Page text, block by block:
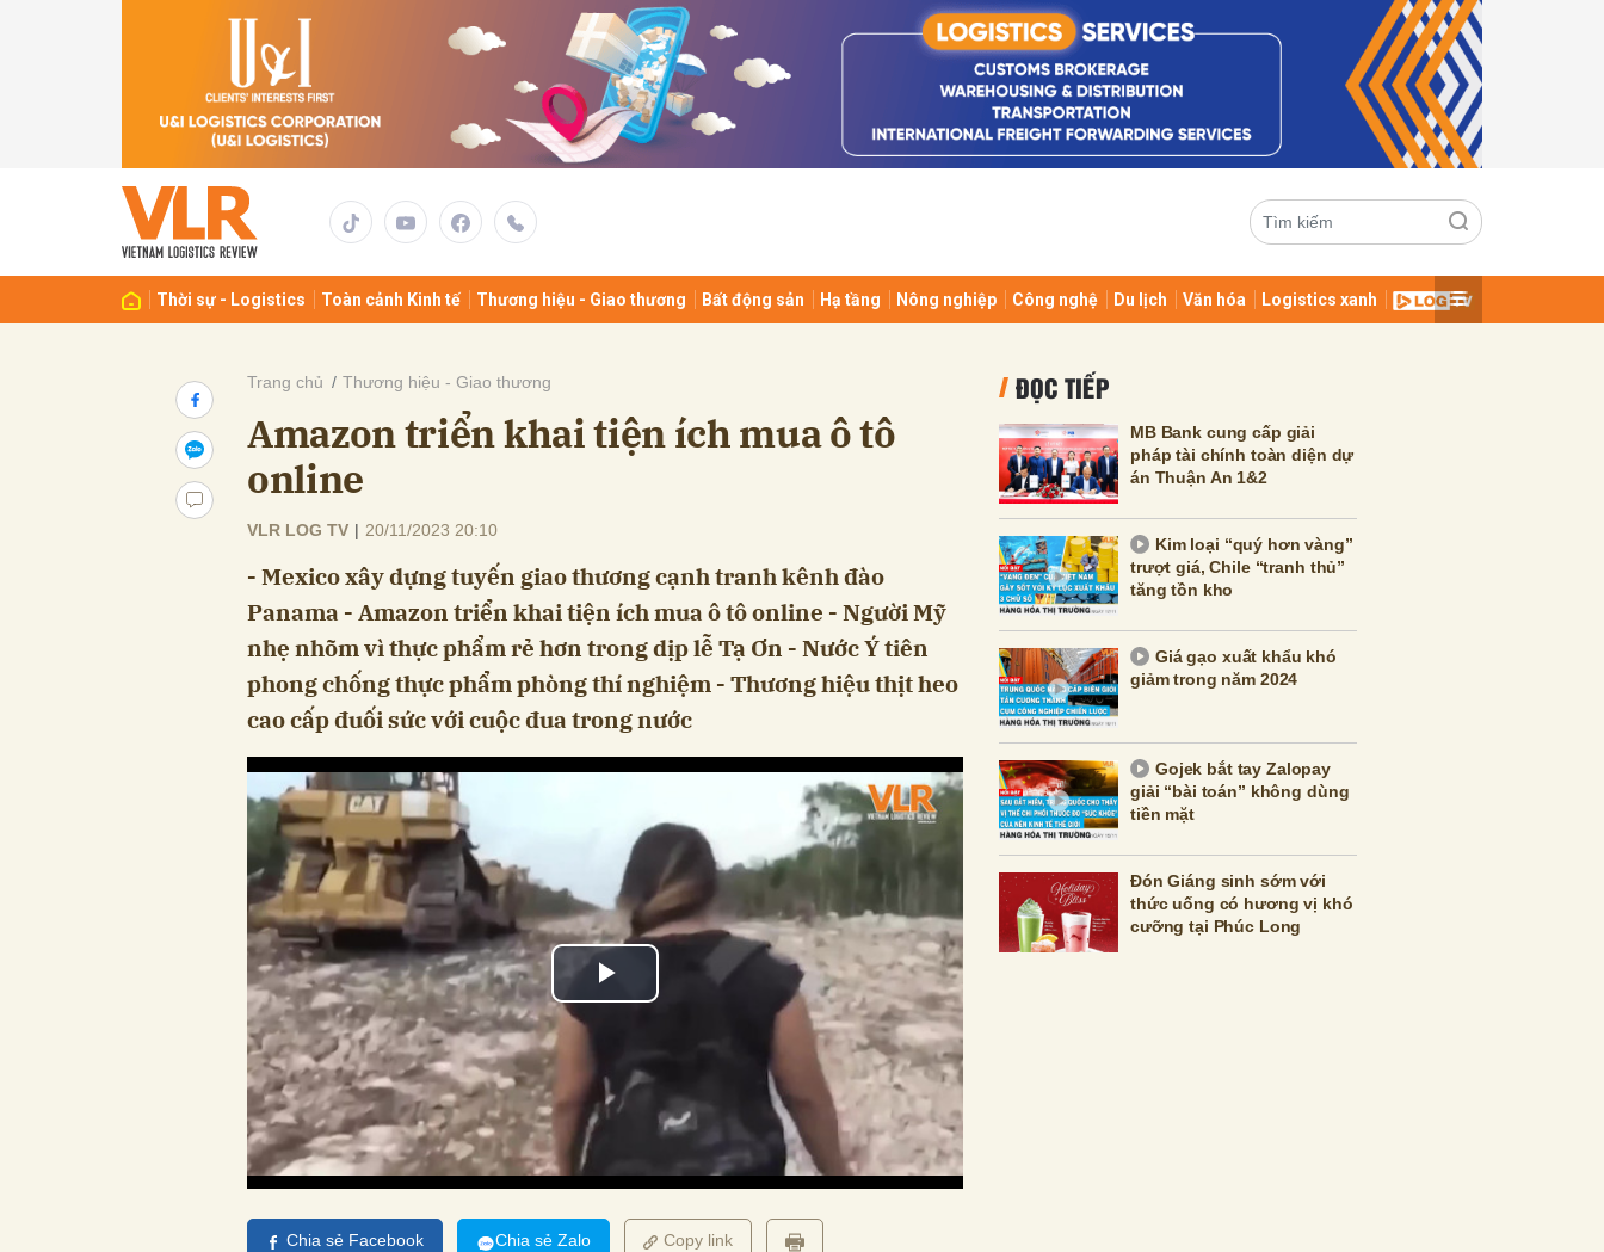
Thời sự - Logistics Toàn cảnh Kinh tế Thương hiệu - Giao thương Bất động sản Hạ tầng Nông nghiệp Công nghệ Du lịch Văn hóa Logistics xanh
Trang chủ Thương hiệu - Giao thương
Amazon triển khai tiện ích mua ô tô
online
VLR LOG TV | 20/11/2023 20:10
- Mexico xây dựng tuyến giao thương cạnh tranh kênh đào
Panama - Amazon triển khai tiện ích mua ô tô online - Người Mỹ
nhẹ nhõm vì thực phẩm rẻ hơn trong dịp lễ Tạ Ơn - Nước Ý tiên
phong chống thực phẩm phòng thí nghiệm - Thương hiệu thịt heo
cao cấp đuối sức với cuộc đua trong nước
Chia sẻ Facebook Chia sẻ Zalo Copy link
ĐỌC TIẾP
MB Bank cung cấp giải
pháp tài chính toàn diện dự
án Thuận An 1&2
Kim loại “quý hơn vàng”
trượt giá, Chile “tranh thủ”
tăng tồn kho
Giá gạo xuất khẩu khó
giảm trong năm 2024
Gojek bắt tay Zalopay
giải “bài toán” không dùng
tiền mặt
Đón Giáng sinh sớm với
thức uống có hương vị khó
cưỡng tại Phúc Long
Gửi bình luận